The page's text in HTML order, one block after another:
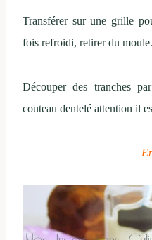
Transférer sur une grille
fois refroidi, retirer du moule.
Découper des tranches
couteau dentelé attention il